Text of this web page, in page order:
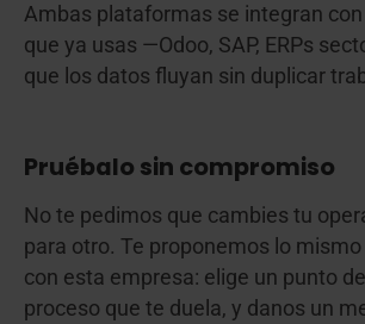
Ambas plataformas se integran
que ya usas —Odoo, SAP, ERPs
que los datos fluyan sin duplicar
Pruébalo sin compromiso
No te pedimos que cambies tu
para otro. Te proponemos lo
con esta empresa: elige un punto
proceso que te duela, y danos un